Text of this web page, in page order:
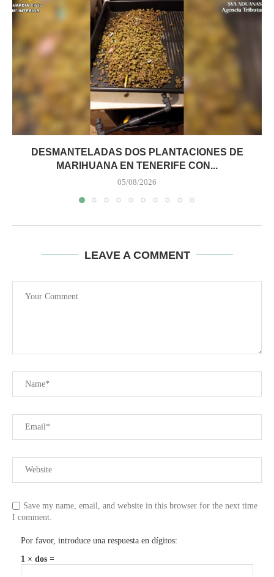
DESMANTELADAS DOS PLANTACIONES DE
MARIHUANA EN TENERIFE CON...
05/08/2026
LEAVE A COMMENT
Save my name, email, and website in this browser for the next time
I comment.
Por favor, introduce una respuesta en dígitos:
1 × dos =